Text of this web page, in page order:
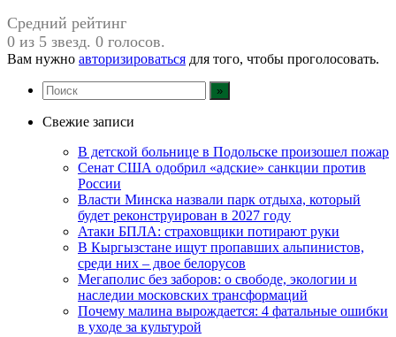
Средний рейтинг
0 из 5 звезд. 0 голосов.
Вам нужно авторизироваться для того, чтобы проголосовать.
Свежие записи
В детской больнице в Подольске произошел пожар
Сенат США одобрил «адские» санкции против
России
Власти Минска назвали парк отдыха, который
будет реконструирован в 2027 году
Атаки БПЛА: страховщики потирают руки
В Кыргызстане ищут пропавших альпинистов,
среди них – двое белорусов
Мегаполис без заборов: о свободе, экологии и
наследии московских трансформаций
Почему малина вырождается: 4 фатальные ошибки
в уходе за культурой